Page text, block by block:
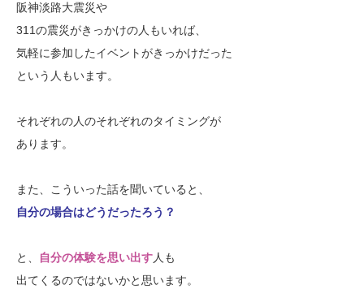
阪神淡路大震災や
311の震災がきっかけの人もいれば、
気軽に参加したイベントがきっかけだった
という人もいます。
それぞれの人のそれぞれのタイミングが
あります。
また、こういった話を聞いていると、
自分の場合はどうだったろう？
と、 自分の体験を思い出す人も
出てくるのではないかと思います。